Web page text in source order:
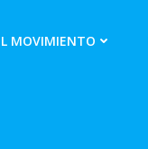
MOVIMIENTO